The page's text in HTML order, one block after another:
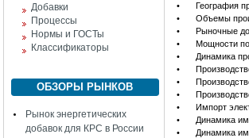
Добавки
Процессы
Нормы и ГОСТы
Классификаторы
ОБЗОРЫ РЫНКОВ
Рынок энергетических
добавок для КРС в России
•
География
•
Объемы
•
Рыночные
•
Мощности по
•
Динамика
•
•
•
•
Импорт
•
Динамика
•
Динамика